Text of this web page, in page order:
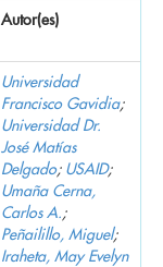
Autor(es)
Universidad
Francisco Gavidia;
Universidad Dr.
José Matías
Delgado; USAID;
Umaña Cerna,
Carlos A.;
Peñailillo, Miguel;
Iraheta, May Evelyn